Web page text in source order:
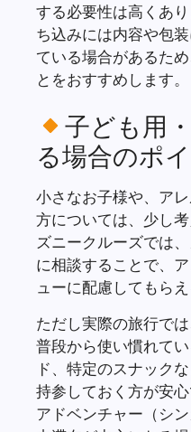
する必要性は高くあ
ち込みには内容や包
ている場合があるた
とをおすすめします。
子ども用
る場合のポ
小さなお子様や、ア
方については、少し
ズニークルーズでは
に相談することで、
ューに配慮してもら
ただし実際の旅行では
普段から使い慣れて
ド、特定のスナック
持参しておく方が安
アドベンチャー（シ